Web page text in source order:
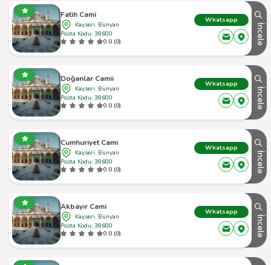
Fatih Cami
Kayseri, Bünyan
Posta Kodu: 38600
0.0 (0)
Whatsapp
İncele
Doğanlar Camii
Kayseri, Bünyan
Posta Kodu: 38600
0.0 (0)
Whatsapp
İncele
Cumhuriyet Cami
Kayseri, Bünyan
Posta Kodu: 38600
0.0 (0)
Whatsapp
İncele
Akbayır Cami
Kayseri, Bünyan
Posta Kodu: 38600
0.0 (0)
Whatsapp
İncele